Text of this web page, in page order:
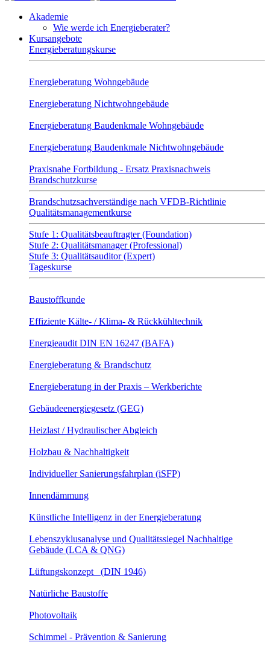
Akademie
Wie werde ich Energieberater?
Kursangebote
Energieberatungskurse
Energieberatung Wohngebäude
Energieberatung Nichtwohngebäude
Energieberatung Baudenkmale Wohngebäude
Energieberatung Baudenkmale Nichtwohngebäude
Praxisnahe Fortbildung - Ersatz Praxisnachweis
Brandschutzkurse
Brandschutzsachverständige nach VFDB-Richtlinie
Qualitätsmanagementkurse
Stufe 1: Qualitätsbeauftragter (Foundation)
Stufe 2: Qualitätsmanager (Professional)
Stufe 3: Qualitätsauditor (Expert)
Tageskurse
Baustoffkunde
Effiziente Kälte- / Klima- & Rückkühltechnik
Energieaudit DIN EN 16247 (BAFA)
Energieberatung & Brandschutz
Energieberatung in der Praxis – Werkberichte
Gebäudeenergiegesetz (GEG)
Heizlast / Hydraulischer Abgleich
Holzbau & Nachhaltigkeit
Individueller Sanierungsfahrplan (iSFP)
Innendämmung
Künstliche Intelligenz in der Energieberatung
Lebenszyklusanalyse und Qualitätssiegel Nachhaltige
Gebäude (LCA & QNG)
Lüftungskonzept (DIN 1946)
Natürliche Baustoffe
Photovoltaik
Schimmel - Prävention & Sanierung